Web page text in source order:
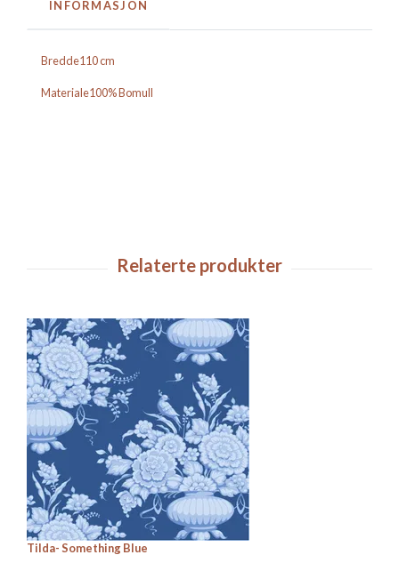
INFORMASJON
Bredde110 cm
Materiale100% Bomull
Tilda- Something Blue